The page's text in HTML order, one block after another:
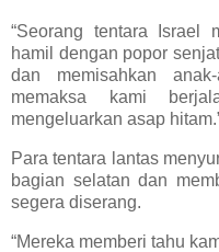
“Seorang tentara Israel
hamil dengan popor
dan memisahkan
memaksa kami
mengeluarkan asap
Para tentara lantas
bagian selatan dan
segera diserang.
“Mereka memberi tahu